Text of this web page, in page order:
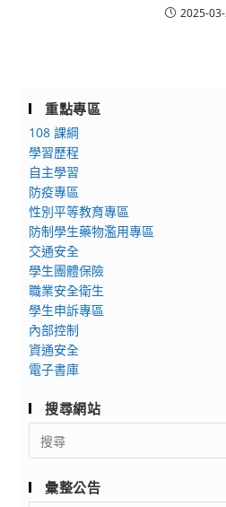
2025-
重點專區
108 課綱
學習歷程
自主學習
防疫專區
性別平等教育專區
防制學生藥物濫用專區
交通安全
學生團體保險
職業安全衛生
學生申訴專區
內部控制
資通安全
電子書庫
搜尋網站
Search
for:
彙整公告